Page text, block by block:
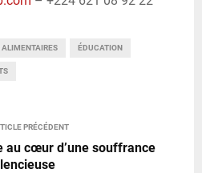
ALIMENTAIRES ÉDUCATION
PRÉCÉDENT
au cœur d’une souffrance